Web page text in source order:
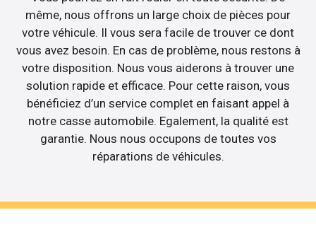
même, nous offrons un large choix de pièces pour
votre véhicule. Il vous sera facile de trouver ce dont
vous avez besoin. En cas de problème, nous restons à
votre disposition. Nous vous aiderons à trouver une
solution rapide et efficace. Pour cette raison, vous
bénéficiez d’un service complet en faisant appel à
notre casse automobile. Egalement, la qualité est
garantie. Nous nous occupons de toutes vos
réparations de véhicules.